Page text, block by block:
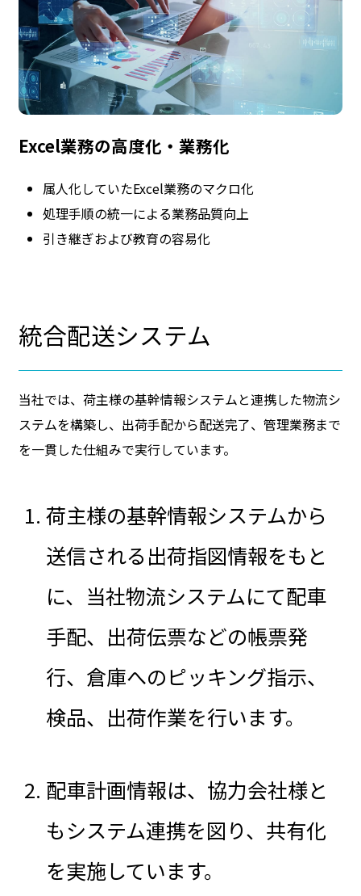
Excel業務の高度化・業務化
属人化していたExcel業務のマクロ化
処理手順の統一による業務品質向上
引き継ぎおよび教育の容易化
統合配送システム
当社では、荷主様の基幹情報システムと連携した物流シ
ステムを構築し、出荷手配から配送完了、管理業務まで
を一貫した仕組みで実行しています。
荷主様の基幹情報システムから
送信される出荷指図情報をもと
に、当社物流システムにて配車
手配、出荷伝票などの帳票発
行、倉庫へのピッキング指示、
検品、出荷作業を行います。
配車計画情報は、協力会社様と
もシステム連携を図り、共有化
を実施しています。